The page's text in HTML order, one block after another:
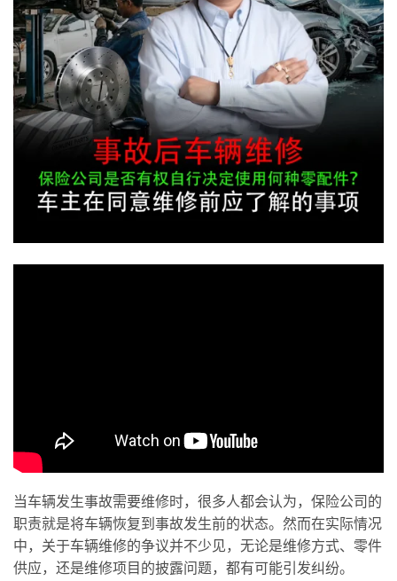
当车辆发生事故需要维修时，很多人都会认为，保险公司的
职责就是将车辆恢复到事故发生前的状态。然而在实际情况
中，关于车辆维修的争议并不少见，无论是维修方式、零件
供应，还是维修项目的披露问题，都有可能引发纠纷。